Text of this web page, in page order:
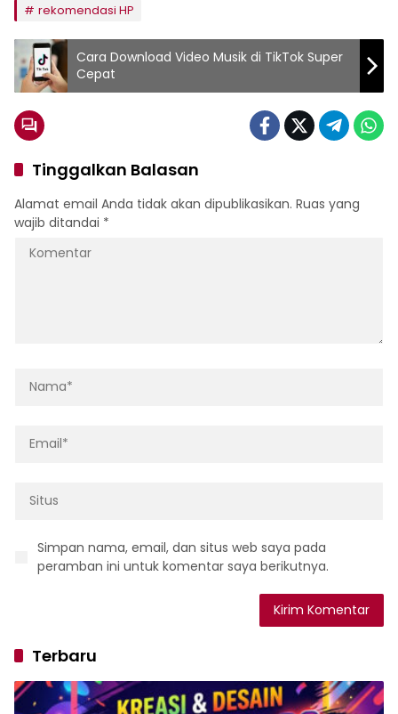
rekomendasi HP
Cara Download Video Musik di TikTok Super
Cepat
Tinggalkan Balasan
Alamat email Anda tidak akan dipublikasikan. Ruas yang
wajib ditandai *
Simpan nama, email, dan situs web saya pada
peramban ini untuk komentar saya berikutnya.
Terbaru